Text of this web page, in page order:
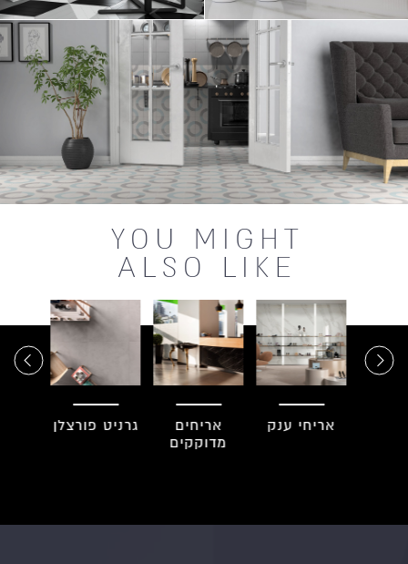
YOU MIGHT
ALSO LIKE
אריחי ענק
אריחים
מדוקקים
גרניט פורצלן